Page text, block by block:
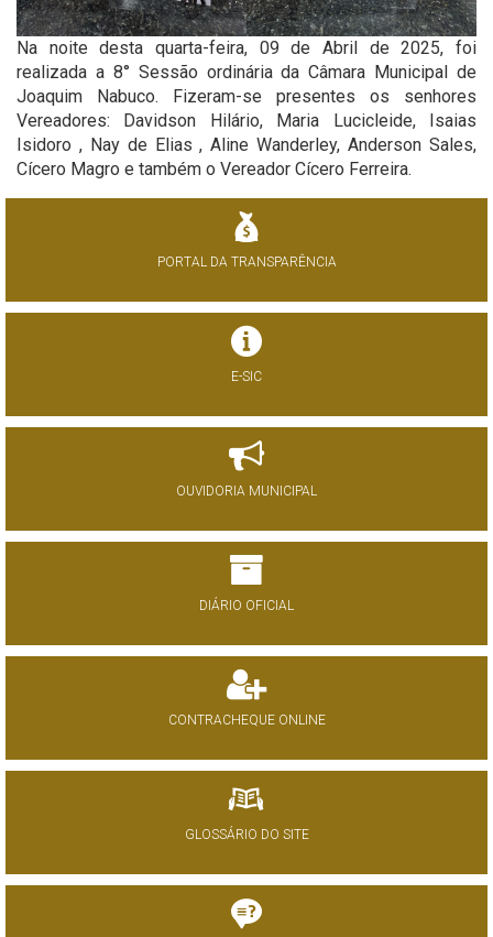
Na noite desta quarta-feira, 09 de Abril de 2025, foi
realizada a 8° Sessão ordinária da Câmara Municipal de
Joaquim Nabuco. Fizeram-se presentes os senhores
Vereadores: Davidson Hilário, Maria Lucicleide, Isaias
Isidoro , Nay de Elias , Aline Wanderley, Anderson Sales,
Cícero Magro e também o Vereador Cícero Ferreira.
PORTAL DA TRANSPARÊNCIA
E-SIC
OUVIDORIA MUNICIPAL
DIÁRIO OFICIAL
CONTRACHEQUE ONLINE
GLOSSÁRIO DO SITE